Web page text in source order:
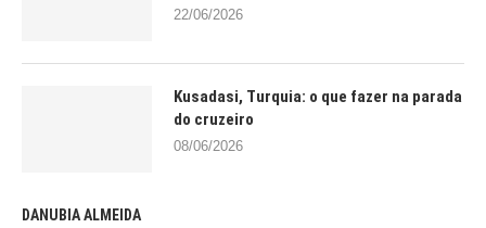
22/06/2026
Kusadasi, Turquia: o que fazer na parada
do cruzeiro
08/06/2026
DANUBIA ALMEIDA